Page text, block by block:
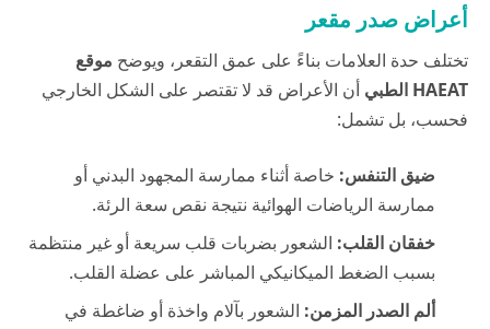
أعراض صدر مقعر
تختلف حدة العلامات بناءً على عمق التقعر، ويوضح موقع
HAEAT الطبي
أن الأعراض قد لا تقتصر على الشكل الخارجي
فحسب، بل تشمل:
ضيق التنفس: خاصة أثناء ممارسة المجهود البدني أو
ممارسة الرياضات الهوائية نتيجة نقص سعة الرئة.
خفقان القلب: الشعور بضربات قلب سريعة أو غير منتظمة
بسبب الضغط الميكانيكي المباشر على عضلة القلب.
ألم الصدر المزمن: الشعور بآلام واخذة أو ضاغطة في